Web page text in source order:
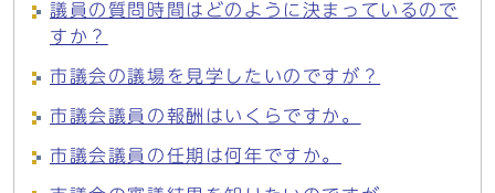
議員の質問時間はどのように決まっているので
すか？
市議会の議場を見学したいのですが？
市議会議員の報酬はいくらですか。
市議会議員の任期は何年ですか。